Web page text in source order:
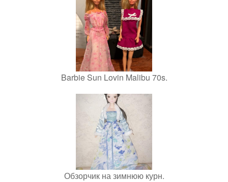
Barbie Sun Lovin Malibu 70s.
Обзорчик на зимнюю курн.